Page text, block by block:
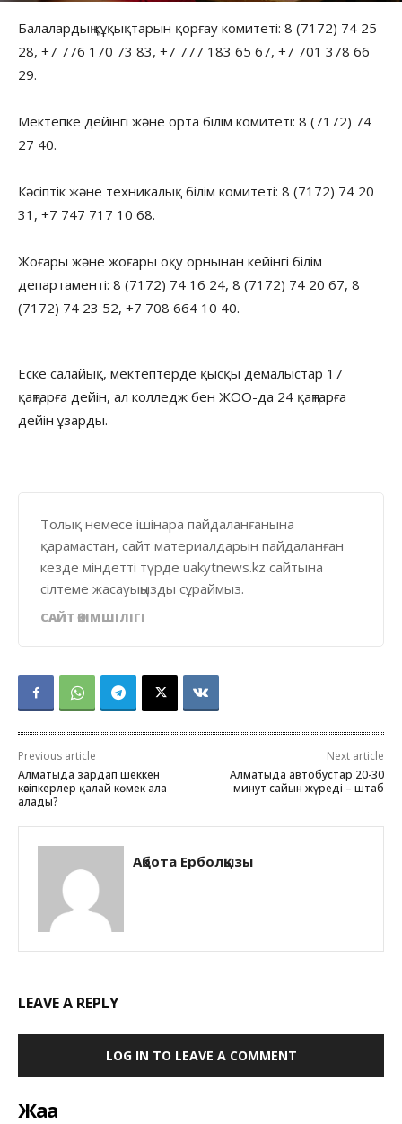
Балалардың құқықтарын қорғау комитеті: 8 (7172) 74 25
28, +7 776 170 73 83, +7 777 183 65 67, +7 701 378 66
29.
Мектепке дейінгі және орта білім комитеті: 8 (7172) 74
27 40.
Кәсіптік және техникалық білім комитеті: 8 (7172) 74 20
31, +7 747 717 10 68.
Жоғары және жоғары оқу орнынан кейінгі білім
департаменті: 8 (7172) 74 16 24, 8 (7172) 74 20 67, 8
(7172) 74 23 52, +7 708 664 10 40.
Еске салайық, мектептерде қысқы демалыстар 17
қаңтарға дейін, ал колледж бен ЖОО-да 24 қаңтарға
дейін ұзарды.
Толық немесе ішінара пайдаланғанына
қарамастан, сайт материалдарын пайдаланған
кезде міндетті түрде uakytnews.kz сайтына
сілтеме жасауыңызды сұраймыз.
САЙТ ӘКІМШІЛІГІ
Previous article
Алматыда зардап шеккен
кәсіпкерлер қалай көмек ала
алады?
Next article
Алматыда автобустар 20-30
минут сайын жүреді – штаб
Ақбота Ерболқызы
LEAVE A REPLY
LOG IN TO LEAVE A COMMENT
Жаңа